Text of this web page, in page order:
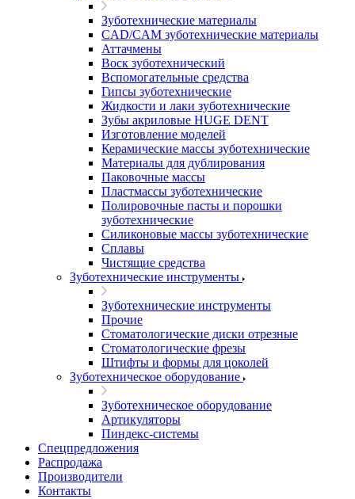
Зуботехнические материалы
CAD/CAM зуботехнические материалы
Аттачмены
Воск зуботехнический
Вспомогательные средства
Гипсы зуботехнические
Жидкости и лаки зуботехнические
Зубы акриловые HUGE DENT
Изготовление моделей
Керамические массы зуботехнические
Материалы для дублирования
Паковочные массы
Пластмассы зуботехнические
Полировочные пасты и порошки
зуботехнические
Силиконовые массы зуботехнические
Сплавы
Чистящие средства
Зуботехнические инструменты
Зуботехнические инструменты
Прочие
Стоматологические диски отрезные
Стоматологические фрезы
Штифты и формы для цоколей
Зуботехническое оборудование
Зуботехническое оборудование
Артикуляторы
Пиндекс-системы
Спецпредложения
Распродажа
Производители
Контакты